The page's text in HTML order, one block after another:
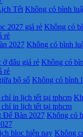
Tết Không có bình
2027 giá rẻ Không có
rẻ
2027 Không có bình
đâu giá rẻ Không có
rẻ
bộ số Không có bình
in lịch tết tại tphcm
in lịch tết tại tphcm
Để Bàn 2027 Không có
bloc hiện nay Không